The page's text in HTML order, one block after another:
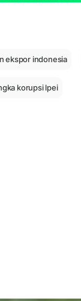
ekspor indonesia
korupsi lpei